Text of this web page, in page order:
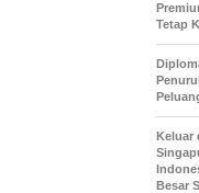
Tetap
Keluar
Besar